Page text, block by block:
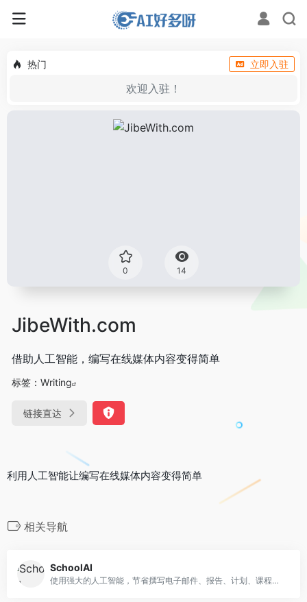
热门 立即入驻
欢迎入驻！
0 14
JibeWith.com
借助人工智能，编写在线媒体内容变得简单
标签： Writing
链接直达
利用人工智能让编写在线媒体内容变得简单
相关导航
SchoolAI
使用强大的人工智能，节省撰写电子邮件、报告、计划、课程、想法、建议、头脑风暴、时事通讯等的时间。